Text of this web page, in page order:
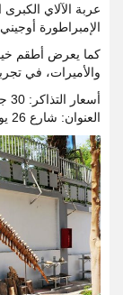
عربة الآلاي الكبرى
الإمبراطورة
كما يعرض أطقم
والأميرات، في
أسعار التذاكر: 30 جنيهًا للمصريين، 300 جنيه للعرب والأجانب
العنوان: شارع 26 يوليو، بولاق أبو العلا